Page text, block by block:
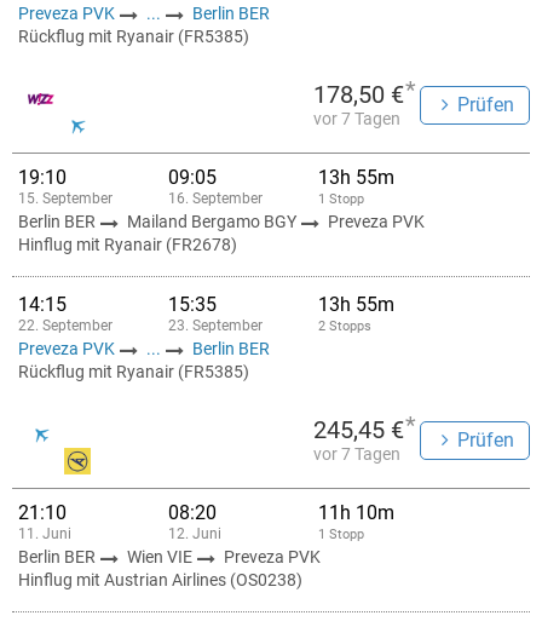
Preveza PVK ...
Berlin BER
Rückflug mit Ryanair (FR5385)
178,50 €*
vor 7 Tagen
Prüfen
19:10
15. September
09:05
16. September
13h 55m
1 Stopp
Berlin BER Mailand Bergamo BGY
Preveza PVK
Hinflug mit Ryanair (FR2678)
14:15
22. September
15:35
23. September
13h 55m
2 Stopps
Preveza PVK ...
Berlin BER
Rückflug mit Ryanair (FR5385)
245,45 €*
vor 7 Tagen
Prüfen
21:10
11. Juni
08:20
12. Juni
11h 10m
1 Stopp
Berlin BER Wien VIE
Preveza PVK
Hinflug mit Austrian Airlines (OS0238)